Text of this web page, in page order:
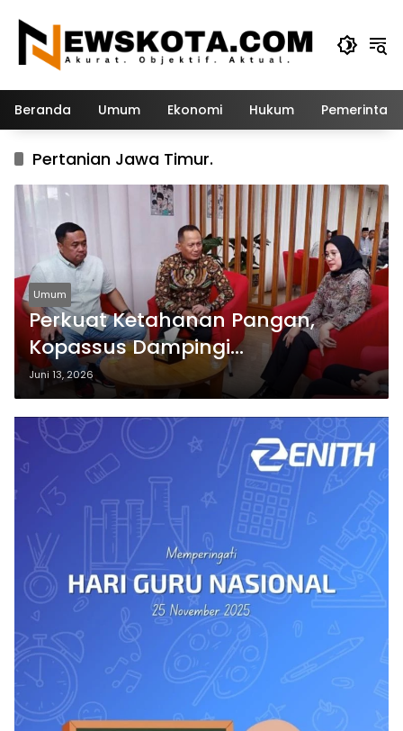
konten
Beranda Umum Ekonomi Hukum
Pertanian Jawa Timur.
Umum
Perkuat Ketahanan Pangan,
Kopassus Dampingi
Pengembangan Jagung di
Banyuwangi
Juni 13, 2026